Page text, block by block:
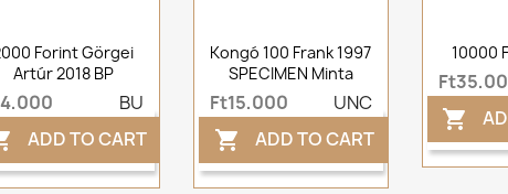
Forint Görgei
Artúr 2018 BP
BU
ADD TO CART
Kongó 100 Frank 1997
SPECIMEN Minta
Ft15,000 UNC
 ADD TO CART
10000
